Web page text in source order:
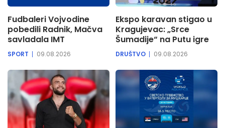
Fudbaleri Vojvodine
pobedili Radnik, Mačva
savladala IMT
SPORT 09.08.2026
Ekspo karavan stigao u
Kragujevac: „Srce
Šumadije“ na Putu igre
DRUŠTVO 09.08.2026